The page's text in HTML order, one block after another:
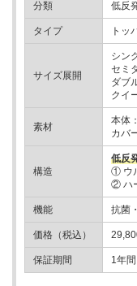
分類 低反
タイプ トッ
サイズ展開
シン
セミ
ダブ
クイ
素材
本体
カバ
構造
低反
① ウ
② ハ
機能 抗菌
価格（税込）
保証期間 1年間